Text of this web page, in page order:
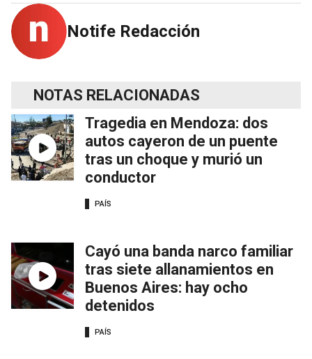
Notife Redacción
NOTAS RELACIONADAS
Tragedia en Mendoza: dos
autos cayeron de un puente
tras un choque y murió un
conductor
PAÍS
Cayó una banda narco familiar
tras siete allanamientos en
Buenos Aires: hay ocho
detenidos
PAÍS